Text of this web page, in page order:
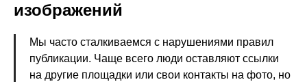
изображений
Мы часто сталкиваемся с нарушениями правил
публикации. Чаще всего люди оставляют ссылки
на другие площадки или свои контакты на фото, но